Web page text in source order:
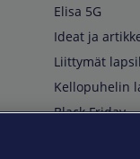
Elisa 5G
Ideat ja
Liittymät
Kellopuhelin
Black Friday